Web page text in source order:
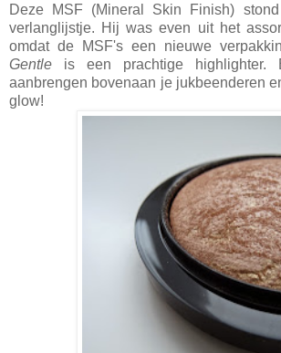
Deze MSF (Mineral Skin Finish)
verlanglijstje. Hij was even uit het
omdat de MSF's een nieuwe
Gentle is een prachtige highlighter.
aanbrengen bovenaan je jukbeenderen
glow!